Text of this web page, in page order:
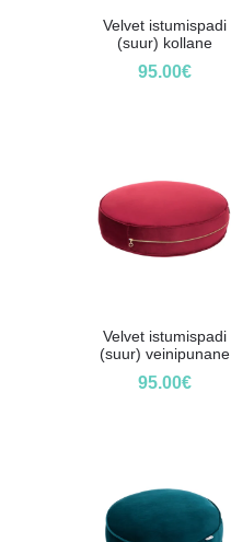
Velvet istumispadi
(suur) kollane
95.00€
Velvet istumispadi
(suur) veinipunane
95.00€